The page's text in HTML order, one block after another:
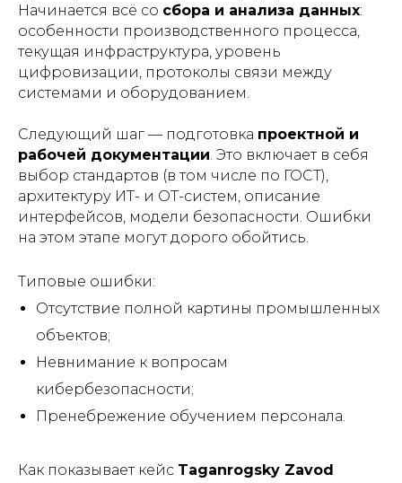
Начинается всё со сбора и анализа данных:
особенности производственного процесса,
текущая инфраструктура, уровень
цифровизации, протоколы связи между
системами и оборудованием.
Следующий шаг — подготовка проектной и
рабочей документации. Это включает в себя
выбор стандартов (в том числе по ГОСТ),
архитектуру ИТ- и ОТ-систем, описание
интерфейсов, модели безопасности. Ошибки
на этом этапе могут дорого обойтись.
Типовые ошибки:
Отсутствие полной картины промышленных
объектов;
Невнимание к вопросам
кибербезопасности;
Пренебрежение обучением персонала.
Как показывает кейс Taganrogsky Zavod